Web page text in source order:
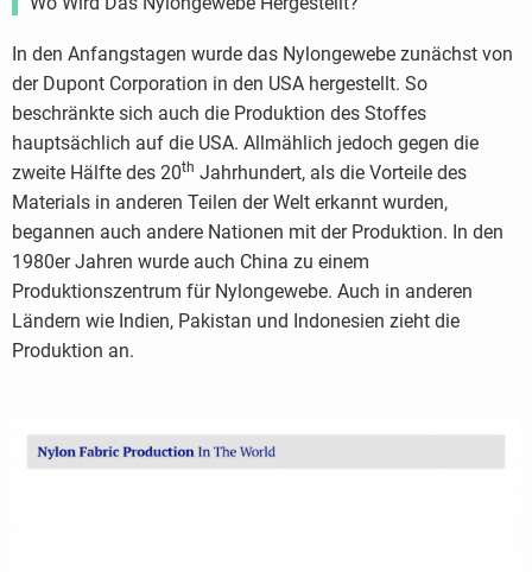
In den Anfangstagen wurde das Nylongewebe zunächst von
der Dupont Corporation in den USA hergestellt. So
beschränkte sich auch die Produktion des Stoffes
hauptsächlich auf die USA. Allmählich jedoch gegen die
zweite Hälfte des 20th Jahrhundert, als die Vorteile des
Materials in anderen Teilen der Welt erkannt wurden,
begannen auch andere Nationen mit der Produktion. In den
1980er Jahren wurde auch China zu einem
Produktionszentrum für Nylongewebe. Auch in anderen
Ländern wie Indien, Pakistan und Indonesien zieht die
Produktion an.